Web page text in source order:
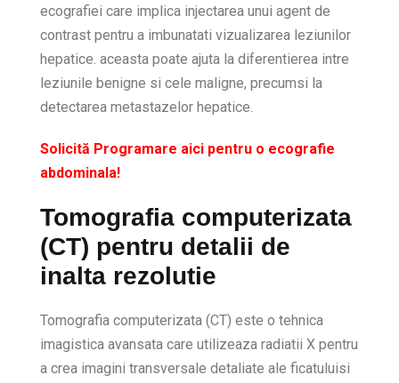
ecografiei care implica injectarea unui agent de
contrast pentru a imbunatati vizualizarea leziunilor
hepatice. aceasta poate ajuta la diferentierea intre
leziunile benigne si cele maligne, precumsi la
detectarea metastazelor hepatice.
Solicită Programare aici pentru o ecografie
abdominala!
Tomografia computerizata
(CT) pentru detalii de
inalta rezolutie
Tomografia computerizata (CT) este o tehnica
imagistica avansata care utilizeaza radiatii X pentru
a crea imagini transversale detaliate ale ficatuluisi